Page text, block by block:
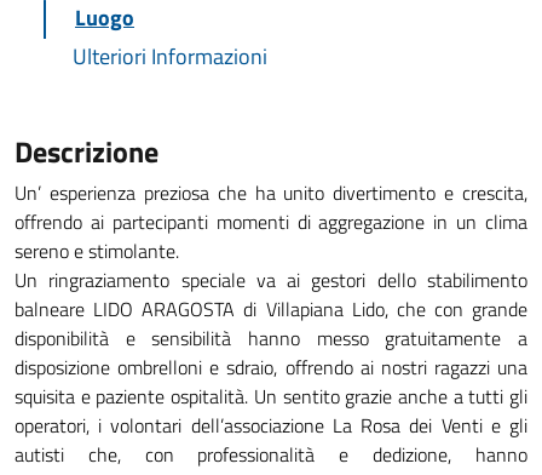
Luogo
Ulteriori Informazioni
Descrizione
Un’ esperienza preziosa che ha unito divertimento e crescita,
offrendo ai partecipanti momenti di aggregazione in un clima
sereno e stimolante.
Un ringraziamento speciale va ai gestori dello stabilimento
balneare LIDO ARAGOSTA di Villapiana Lido, che con grande
disponibilità e sensibilità hanno messo gratuitamente a
disposizione ombrelloni e sdraio, offrendo ai nostri ragazzi una
squisita e paziente ospitalità. Un sentito grazie anche a tutti gli
operatori, i volontari dell’associazione La Rosa dei Venti e gli
autisti che, con professionalità e dedizione, hanno